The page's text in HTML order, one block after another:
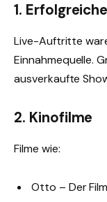
1.
Live-Auftritte
Einnahmequelle.
ausverkaufte
2. Kinofilme
Filme wie:
Otto – Der Film